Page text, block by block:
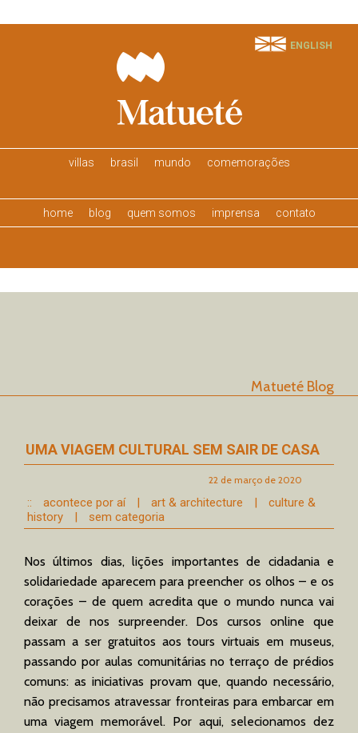
ENGLISH
home blog quem somos imprensa contato
villas brasil mundo comemorações
Matueté Blog
UMA VIAGEM CULTURAL SEM SAIR DE CASA
22 de março de 2020
:: acontece por aí | art & architecture |
culture &
history
| sem categoria
Nos últimos dias, lições importantes de cidadania e
solidariedade aparecem para preencher os olhos – e os
corações – de quem acredita que o mundo nunca vai
deixar de nos surpreender. Dos cursos online que
passam a ser gratuitos aos tours virtuais em museus,
passando por aulas comunitárias no terraço de prédios
comuns: as iniciativas provam que, quando necessário,
não precisamos atravessar fronteiras para embarcar em
uma viagem memorável. Por aqui, selecionamos dez